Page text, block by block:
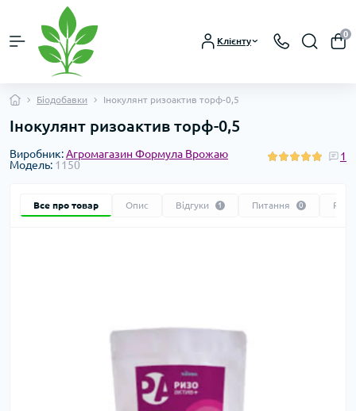
Клієнту
0
Біодобавки Інокулянт ризоактив торф-0,5
Інокулянт ризоактив торф-0,5
Виробник:Агромагазин Формула Врожаю
Модель: 1150
1
Все про товар Опис Відгуки 1 Питання 0